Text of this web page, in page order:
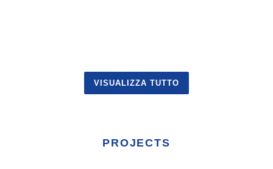
VISUALIZZA TUTTO
PROJECTS